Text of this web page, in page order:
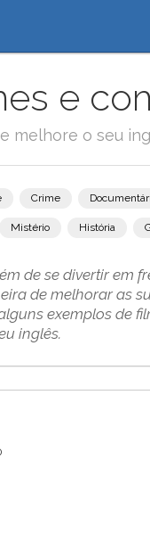
e
e melhore o seu
Crime
Mistério História
de se divertir em
de melhorar as
exemplos de
inglês.